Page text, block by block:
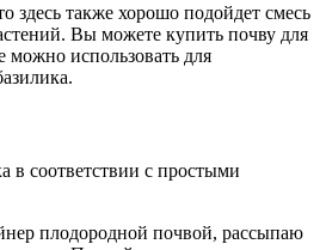
здесь также хорошо подойдет смесь
Вы можете купить почву для
можно использовать для
в соответствии с простыми
плодородной почвой, рассыпаю